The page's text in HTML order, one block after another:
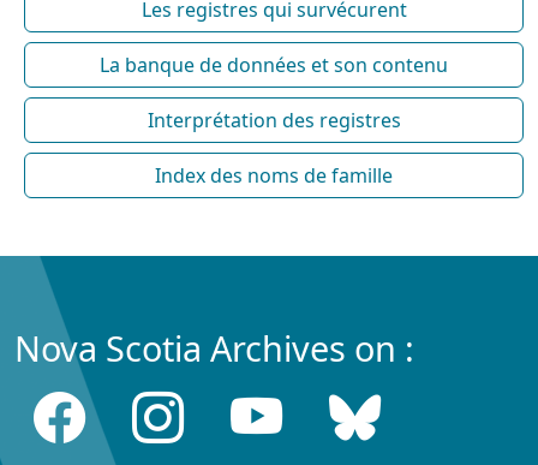
Les registres qui survécurent
La banque de données et son contenu
Interprétation des registres
Index des noms de famille
Nova Scotia Archives on :